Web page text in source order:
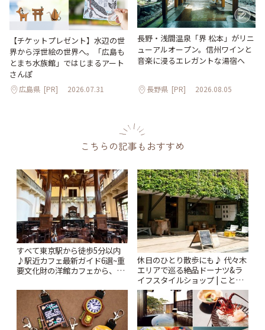
【チケットプレゼント】水辺の世
界から浮世絵の世界へ。「広島も
とまち水族館」ではじまるアート
さんぽ
広島県 [PR] 2026.07.31
長野・浅間温泉「界 松本」がリニ
ューアルオープン。信州ワインと
音楽に浸るエレガントな湯宿へ
長野県 [PR] 2026.08.05
こちらの記事もおすすめ
すべて東京駅から徒歩5分以内
♪駅近カフェ最新ガイド6選~重
要文化財の洋館カフェから、改
りっぷ
休日のひとり散歩にも♪ 代々木
エリアで巡る絶品ドーナツ&ラ
イフスタイルショップ | ことり
っぷ